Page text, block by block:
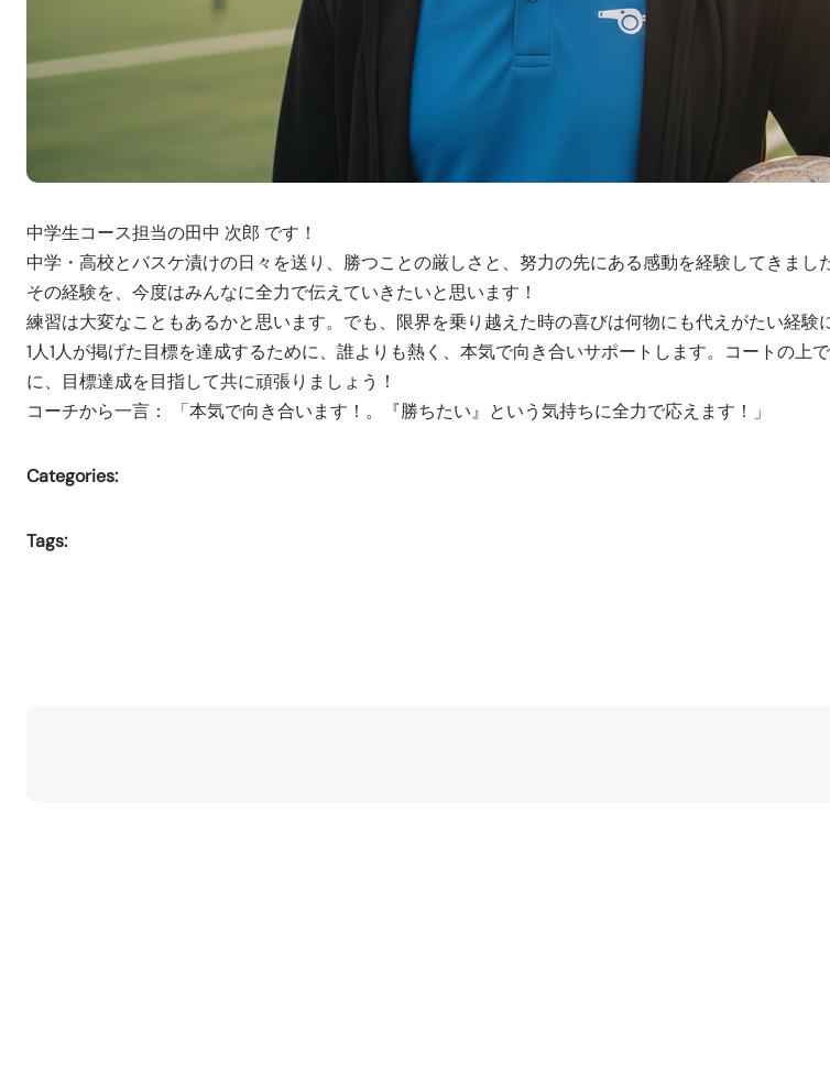
中学生コース担当の田中 次郎 です！
中学・高校とバスケ漬けの日々を送り、勝つことの厳しさと、努力の先にある感動を経験してきました
その経験を、今度はみんなに全力で伝えていきたいと思います！
練習は大変なこともあるかと思います。でも、限界を乗り越えた時の喜びは何物にも代えがたい経験
1人1人が掲げた目標を達成するために、誰よりも熱く、本気で向き合いサポートします。コートの上
に、目標達成を目指して共に頑張りましょう！
コーチから一言： 「本気で向き合います！。『勝ちたい』という気持ちに全力で応えます！」
Categories:
Tags: